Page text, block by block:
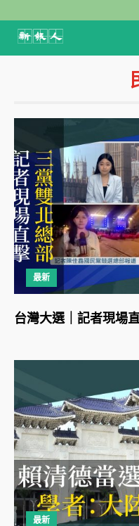
最新
台灣大選｜記者現場
最新